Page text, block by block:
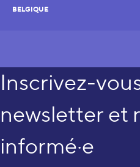
BELGIQUE
Inscrivez-
newsletter et
informé·e